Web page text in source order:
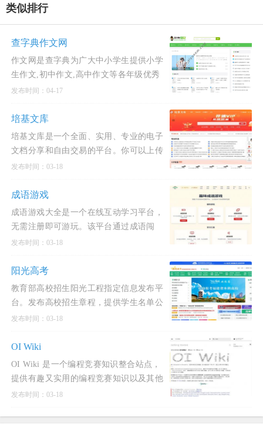
类似排行
查字典作文网
作文网是查字典为广大中小学生提供小学
生作文,初中作文,高中作文等各年级优秀
作文的网上交流平台，包括中考作文、高
发布时间：04-17
培基文库
培基文库是一个全面、实用、专业的电子
文档分享和自由交易的平台。你可以上传
学术论文,工作总结,教学课件,PPT模板,企
发布时间：03-18
成语游戏
成语游戏大全是一个在线互动学习平台，
无需注册即可游玩。该平台通过成语闯
关、接龙、消消乐等多种游戏，帮助用户
发布时间：03-18
阳光高考
教育部高校招生阳光工程指定信息发布平
台。发布高校招生章程，提供学生名单公
示、院校信息、分数线、填报志愿、选专
发布时间：03-18
OI Wiki
OI Wiki 是一个编程竞赛知识整合站点，
提供有趣又实用的编程竞赛知识以及其他
有帮助的内容，帮助广大编程竞赛爱好者
发布时间：03-18